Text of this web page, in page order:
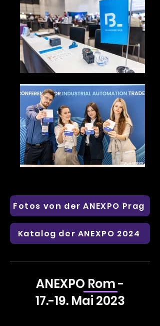
Fotos von der ANEXPO Prag
Katalog der ANEXPO 2024
ANEXPO Rom -
17.-19. Mai 2023